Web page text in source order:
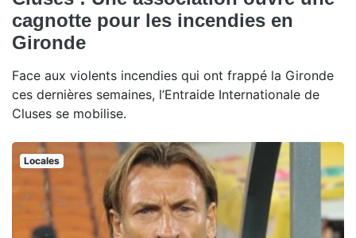
cagnotte pour les incendies en
Gironde
Face aux violents incendies qui ont frappé la Gironde
ces dernières semaines, l’Entraide Internationale de
Cluses se mobilise.
Locales